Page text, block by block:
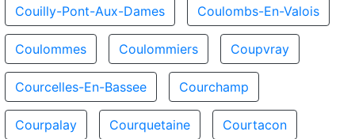
Couilly-Pont-Aux-Dames Coulombs-En-Valois
Coulommes Coulommiers Coupvray
Courcelles-En-Bassee Courchamp
Courpalay Courquetaine Courtacon